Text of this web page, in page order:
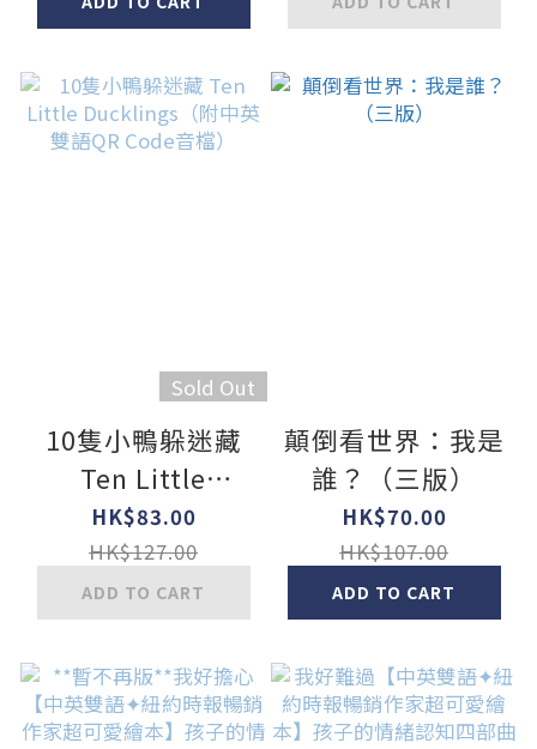
Sold Out
10隻小鴨躲迷藏
Ten Little
Ducklings（附中
英雙語QR Code音
檔）
HK$83.00
HK$127.00
ADD TO CART
顛倒看世界：我是
誰？（三版）
HK$70.00
HK$107.00
ADD TO CART